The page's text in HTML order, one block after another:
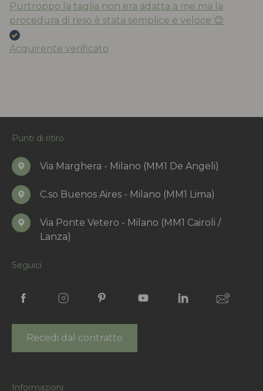
Purtroppo la taglia non era adatta a me ma la
procedura di reso è stata semplice e veloce 😊
Acquirente verificato
Punti di ritiro
Via Marghera - Milano (MM1 De Angeli)
C.so Buenos Aires - Milano (MM1 Lima)
Via Ponte Vetero - Milano (MM1 Cairoli /
Lanza)
Seguici
Recedi dal contratto
Informazioni